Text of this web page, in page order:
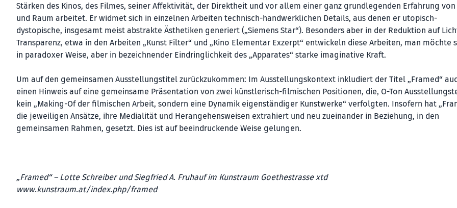
Stärken des Kinos, des Filmes, seiner Affektivität, der Direktheit und vor allem einer ganz grundlegenden Erfahrung
und Raum arbeitet. Er widmet sich in einzelnen Arbeiten technisch-handwerklichen Details, aus denen er utopisch-
dystopische, insgesamt meist abstrakte Ästhetiken generiert („Siemens Star“). Besonders aber in der Reduktion auf
Transparenz, etwa in den Arbeiten „Kunst Filter“ und „Kino Elementar Exzerpt“ entwickeln diese Arbeiten, man möchte
in paradoxer Weise, aber in bezeichnender Eindringlichkeit des „Apparates“ starke imaginative Kraft.
Um auf den gemeinsamen Ausstellungstitel zurückzukommen: Im Ausstellungskontext inkludiert der Titel „Framed“
einen Hinweis auf eine gemeinsame Präsentation von zwei künstlerisch-filmischen Positionen, die, O-Ton
kein „Making-Of der filmischen Arbeit, sondern eine Dynamik eigenständiger Kunstwerke“ verfolgten. Insofern hat
die jeweiligen Ansätze, ihre Medialität und Herangehensweisen extrahiert und neu zueinander in Beziehung, in den
gemeinsamen Rahmen, gesetzt. Dies ist auf beeindruckende Weise gelungen.
„Framed“ – Lotte Schreiber und Siegfried A. Fruhauf im Kunstraum Goethestrasse xtd
www.kunstraum.at/index.php/framed